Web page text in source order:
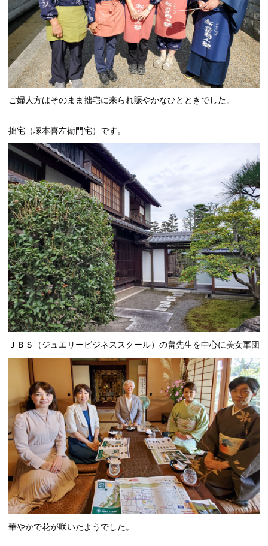
ご婦人方はそのまま拙宅に来られ賑やかなひとときでした。
拙宅（塚本喜左衛門宅）です。
ＪＢＳ（ジュエリービジネススクール）の畠先生を中心に美女軍団
華やかで花が咲いたようでした。